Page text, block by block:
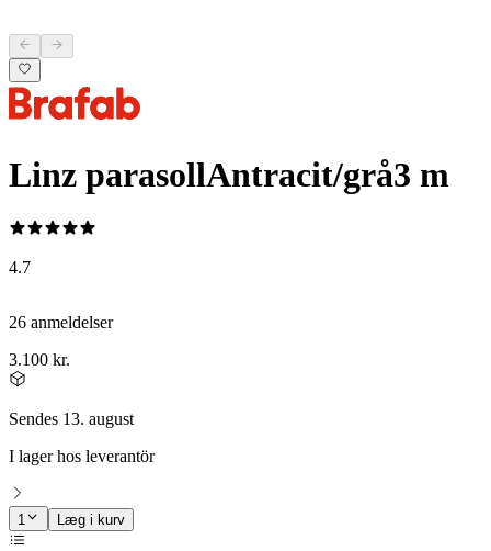
Linz parasollAntracit/grå3 m
4.7
26 anmeldelser
3.100 kr.
Sendes 13. august
I lager hos leverantör
1 Læg i kurv